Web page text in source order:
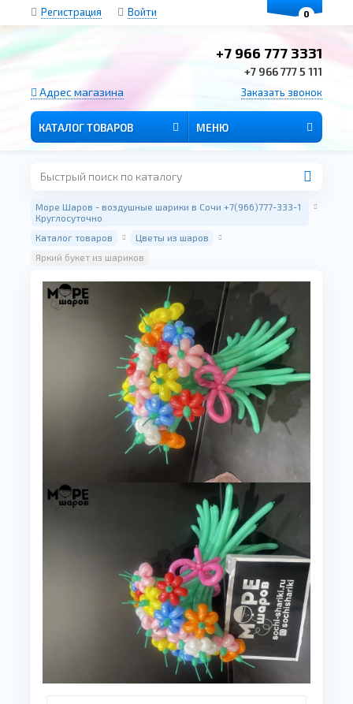
+7 966 777 3331
+7 966 777 5 111
Заказать звонок
Адрес магазина
Регистрация Войти
КАТАЛОГ ТОВАРОВ МЕНЮ
Море Шаров - воздушные шарики в Сочи +7(966)777-333-1
Круглосуточно
Каталог товаров
Цветы из шаров
Яркий букет из шариков
0